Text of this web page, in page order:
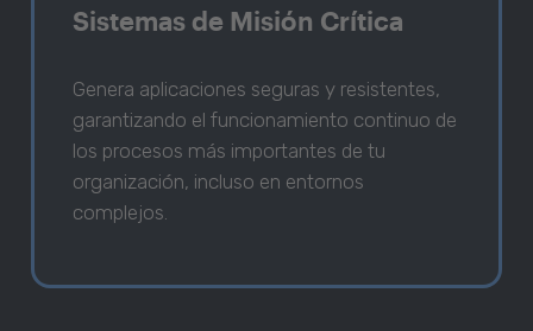
Sistemas de Misión Crítica
Genera aplicaciones seguras y resistentes,
garantizando el funcionamiento continuo de
los procesos más importantes de tu
organización, incluso en entornos
complejos.